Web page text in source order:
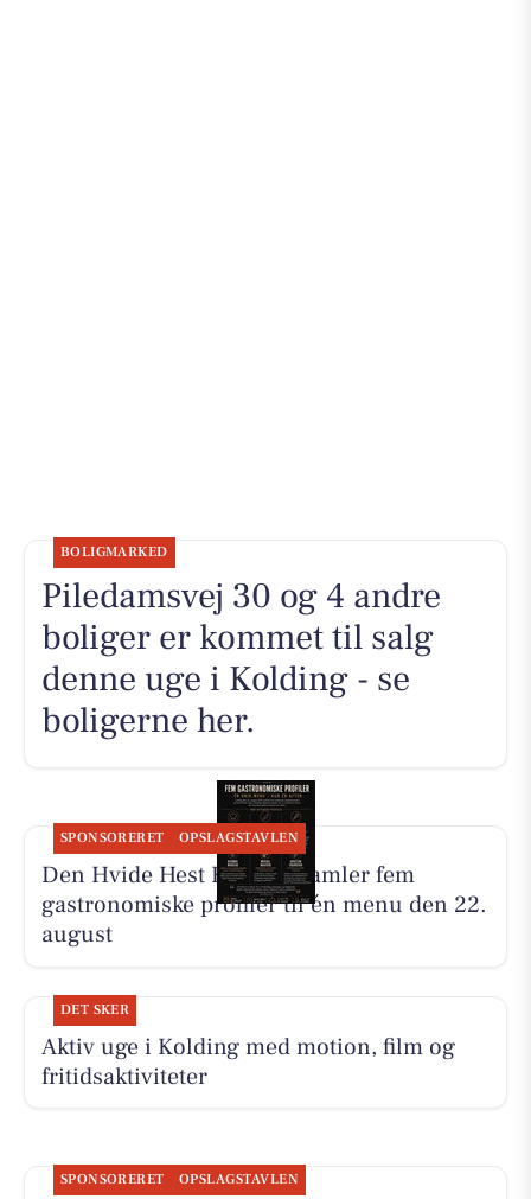
BOLIGMARKED
Piledamsvej 30 og 4 andre
boliger er kommet til salg
denne uge i Kolding - se
boligerne her.
SPONSORERET OPSLAGSTAVLEN
Den Hvide Hest Kolding samler fem
gastronomiske profiler til én menu den 22.
august
DET SKER
Aktiv uge i Kolding med motion, film og
fritidsaktiviteter
SPONSORERET OPSLAGSTAVLEN